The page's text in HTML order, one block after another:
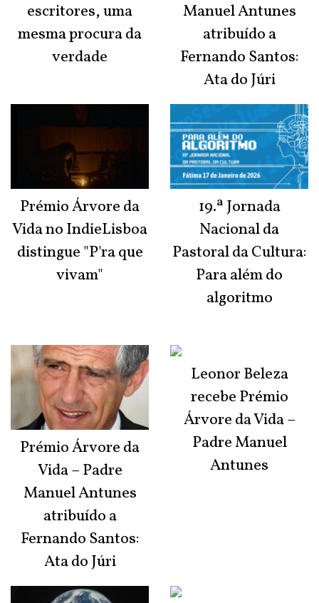
escritores, uma
mesma procura da
verdade
Prémio Árvore da
Vida no IndieLisboa
distingue "P'ra que
vivam"
Prémio Árvore da
Vida – Padre
Manuel Antunes
atribuído a
Fernando Santos:
Ata do Júri
Manuel Antunes
atribuído a
Fernando Santos:
Ata do Júri
19.ª Jornada
Nacional da
Pastoral da Cultura:
Para além do
algoritmo
Leonor Beleza
recebe Prémio
Árvore da Vida –
Padre Manuel
Antunes